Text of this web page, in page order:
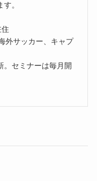
。
外サッカー、キャプ
。セミナーは毎月開